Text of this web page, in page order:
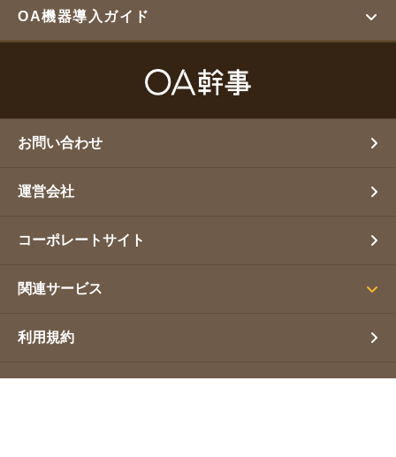
OA機器導入ガイド
お問い合わせ
運営会社
コーポレートサイト
関連サービス
利用規約